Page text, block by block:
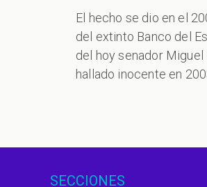
El hecho se dio en el
del extinto Banco del
del hoy senador
hallado inocente en
SECCIONES